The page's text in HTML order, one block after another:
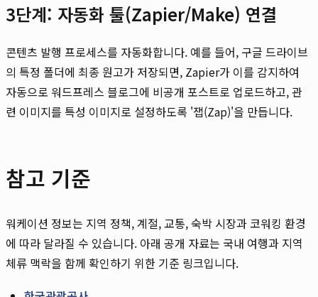
3단계: 자동화 툴(Zapier/Make) 연결
콘텐츠 발행 프로세스를 자동화합니다. 예를 들어, 구글 드라이브
의 특정 폴더에 최종 원고가 저장되면, Zapier가 이를 감지하여
자동으로 워드프레스 블로그에 비공개 포스트로 업로드하고, 관
련 이미지를 특성 이미지로 설정하도록 '잽(Zap)'을 만듭니다.
참고 기준
워케이션 정보는 지역 정책, 계절, 교통, 숙박 시장과 코워킹 환경
에 따라 달라질 수 있습니다. 아래 공개 자료는 국내 여행과 지역
체류 맥락을 함께 확인하기 위한 기준 링크입니다.